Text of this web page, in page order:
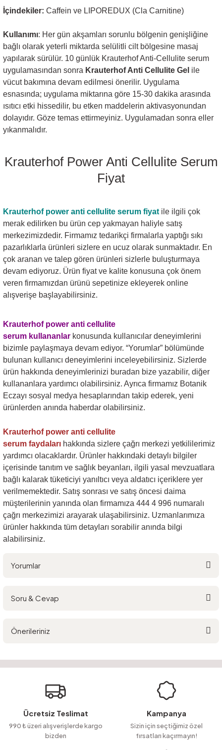
İçindekiler: Caffein ve LIPOREDUX (Cla Carnitine)
Kullanımı: Her gün akşamları sorunlu bölgenin genişliğine
bağlı olarak yeterli miktarda selülitli cilt bölgesine masaj
yapılarak sürülür. 10 günlük Krauterhof Anti-Cellulite serum
uygulamasından sonra Krauterhof Anti Cellulite Gel ile
vücut bakımına devam edilmesi önerilir. Uygulama
esnasında; uygulama miktarına göre 15-30 dakika arasında
ısıtıcı etki hissedilir, bu etken maddelerin aktivasyonundan
dolayıdır. Göze temas ettirmeyiniz. Uygulamadan sonra eller
yıkanmalıdır.
Krauterhof Power Anti Cellulite Serum
Fiyat
Krauterhof power anti cellulite serum fiyat ile ilgili çok
merak edilirken bu ürün cep yakmayan haliyle satış
merkezimizdedir. Firmamız tedarikçi firmalarla yaptığı sıkı
pazarlıklarla ürünleri sizlere en ucuz olarak sunmaktadır. En
çok aranan ve talep gören ürünleri sizlerle buluşturmaya
devam ediyoruz. Ürün fiyat ve kalite konusuna çok önem
veren firmamızdan ürünü sepetinize ekleyerek online
alışverişe başlayabilirsiniz.
Krauterhof power anti cellulite
serum kullananlar konusunda kullanıcılar deneyimlerini
bizimle paylaşmaya devam ediyor. “Yorumlar” bölümünde
bulunan kullanıcı deneyimlerini inceleyebilirsiniz. Sizlerde
ürün hakkında deneyimlerinizi buradan bize yazabilir, diğer
kullananlara yardımcı olabilirsiniz. Ayrıca firmamız Botanik
Eczayı sosyal medya hesaplarından takip ederek, yeni
ürünlerden anında haberdar olabilirsiniz.
Krauterhof power anti cellulite
serum faydaları hakkında sizlere çağrı merkezi yetkililerimiz
yardımcı olacaklardır. Ürünler hakkındaki detaylı bilgiler
içerisinde tanıtım ve sağlık beyanları, ilgili yasal mevzuatlara
bağlı kalarak tüketiciyi yanıltıcı veya aldatıcı içeriklere yer
verilmemektedir. Satış sonrası ve satış öncesi daima
müşterilerinin yanında olan firmamıza 444 4 996 numaralı
çağrı merkezimizi arayarak ulaşabilirsiniz. Uzmanlarımıza
ürünler hakkında tüm detayları sorabilir anında bilgi
alabilirsiniz.
Yorumlar
Soru & Cevap
Soru Sor
Önerileriniz
Görüş ve önerileriniz için teşekkür ederiz.
Ürün resmi kalitesiz, bozuk veya görüntülenemiyor.
Ürün açıklamasında eksik bilgiler bulunuyor.
Ürün bilgilerinde hatalar bulunuyor.
Ücretsiz Teslimat
990 ₺ üzeri alışverişlerde kargo
bizden
Kampanya
Sizin için seçtiğimiz özel
fırsatları kaçırmayın!